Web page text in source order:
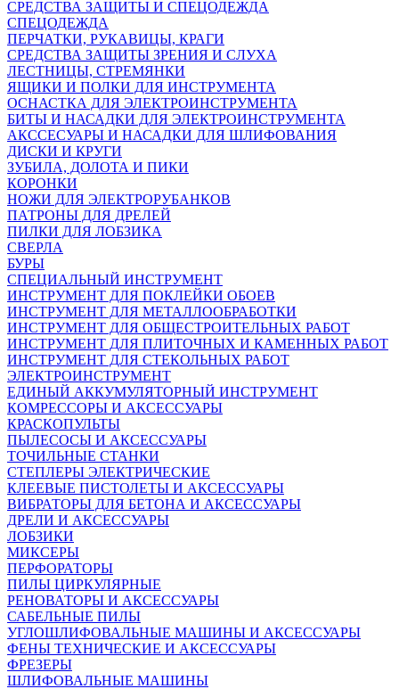
СРЕДСТВА ЗАЩИТЫ И СПЕЦОДЕЖДА
СПЕЦОДЕЖДА
ПЕРЧАТКИ, РУКАВИЦЫ, КРАГИ
СРЕДСТВА ЗАЩИТЫ ЗРЕНИЯ И СЛУХА
ЛЕСТНИЦЫ, СТРЕМЯНКИ
ЯЩИКИ И ПОЛКИ ДЛЯ ИНСТРУМЕНТА
ОСНАСТКА ДЛЯ ЭЛЕКТРОИНСТРУМЕНТА
БИТЫ И НАСАДКИ ДЛЯ ЭЛЕКТРОИНСТРУМЕНТА
АКССЕСУАРЫ И НАСАДКИ ДЛЯ ШЛИФОВАНИЯ
ДИСКИ И КРУГИ
ЗУБИЛА, ДОЛОТА И ПИКИ
КОРОНКИ
НОЖИ ДЛЯ ЭЛЕКТРОРУБАНКОВ
ПАТРОНЫ ДЛЯ ДРЕЛЕЙ
ПИЛКИ ДЛЯ ЛОБЗИКА
СВЕРЛА
БУРЫ
СПЕЦИАЛЬНЫЙ ИНСТРУМЕНТ
ИНСТРУМЕНТ ДЛЯ ПОКЛЕЙКИ ОБОЕВ
ИНСТРУМЕНТ ДЛЯ МЕТАЛЛООБРАБОТКИ
ИНСТРУМЕНТ ДЛЯ ОБЩЕСТРОИТЕЛЬНЫХ РАБОТ
ИНСТРУМЕНТ ДЛЯ ПЛИТОЧНЫХ И КАМЕННЫХ РАБОТ
ИНСТРУМЕНТ ДЛЯ СТЕКОЛЬНЫХ РАБОТ
ЭЛЕКТРОИНСТРУМЕНТ
ЕДИНЫЙ АККУМУЛЯТОРНЫЙ ИНСТРУМЕНТ
КОМРЕССОРЫ И АКСЕССУАРЫ
КРАСКОПУЛЬТЫ
ПЫЛЕСОСЫ И АКСЕССУАРЫ
ТОЧИЛЬНЫЕ СТАНКИ
СТЕПЛЕРЫ ЭЛЕКТРИЧЕСКИЕ
КЛЕЕВЫЕ ПИСТОЛЕТЫ И АКСЕССУАРЫ
ВИБРАТОРЫ ДЛЯ БЕТОНА И АКСЕССУАРЫ
ДРЕЛИ И АКСЕССУАРЫ
ЛОБЗИКИ
МИКСЕРЫ
ПЕРФОРАТОРЫ
ПИЛЫ ЦИРКУЛЯРНЫЕ
РЕНОВАТОРЫ И АКСЕССУАРЫ
САБЕЛЬНЫЕ ПИЛЫ
УГЛОШЛИФОВАЛЬНЫЕ МАШИНЫ И АКСЕССУАРЫ
ФЕНЫ ТЕХНИЧЕСКИЕ И АКСЕССУАРЫ
ФРЕЗЕРЫ
ШЛИФОВАЛЬНЫЕ МАШИНЫ